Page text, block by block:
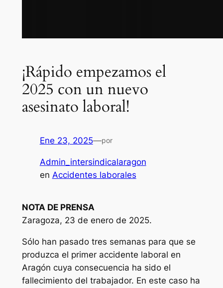
¡Rápido empezamos el
2025 con un nuevo
asesinato laboral!
Ene 23, 2025—por
Admin_intersindicalaragon
en Accidentes laborales
NOTA DE PRENSA
Zaragoza, 23 de enero de 2025.
Sólo han pasado tres semanas para que se
produzca el primer accidente laboral en
Aragón cuya consecuencia ha sido el
fallecimiento del trabajador. En este caso ha